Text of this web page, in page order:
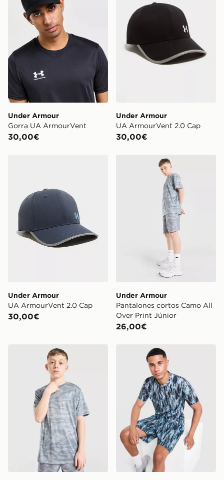
Under Armour
Gorra UA ArmourVent
30,00€
Under Armour
UA ArmourVent 2.0 Cap
30,00€
Under Armour UA ArmourVent 2.0 Cap
Under Armour
UA ArmourVent 2.0 Cap
30,00€
Under Armour
Under Armour
Pantalones cortos Camo All
Over Print Júnior
26,00€
Under Armour Camiseta Camo All Over Print Júnior
Under Armour All Over